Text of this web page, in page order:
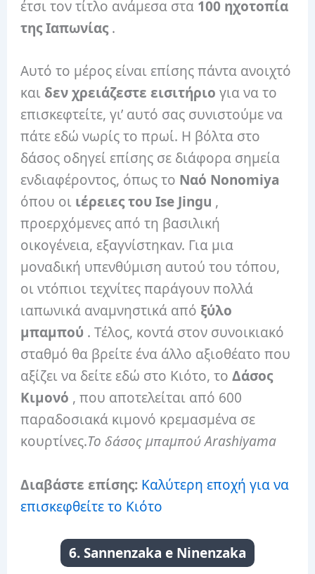
έτσι τον τίτλο ανάμεσα στα 100 ηχοτοπία
της Ιαπωνίας.
Αυτό το μέρος είναι επίσης πάντα ανοιχτό
και δεν χρειάζεστε εισιτήριο για να το
επισκεφτείτε, γι’ αυτό σας συνιστούμε να
πάτε εδώ νωρίς το πρωί. Η βόλτα στο
δάσος οδηγεί επίσης σε διάφορα σημεία
ενδιαφέροντος, όπως το Ναό Nonomiya
όπου οι ιέρειες του Ise Jingu ,
προερχόμενες από τη βασιλική
οικογένεια, εξαγνίστηκαν. Για μια
μοναδική υπενθύμιση αυτού του τόπου,
οι ντόπιοι τεχνίτες παράγουν πολλά
ιαπωνικά αναμνηστικά από ξύλο
μπαμπού . Τέλος, κοντά στον συνοικιακό
σταθμό θα βρείτε ένα άλλο αξιοθέατο που
αξίζει να δείτε εδώ στο Κιότο, τοΔάσος
Κιμονό , που αποτελείται από 600
παραδοσιακά κιμονό κρεμασμένα σε
κουρτίνες.Το δάσος μπαμπού Arashiyama
Διαβάστε επίσης: Καλύτερη εποχή για να
επισκεφθείτε το Κιότο
6. Sannenzaka e Ninenzaka